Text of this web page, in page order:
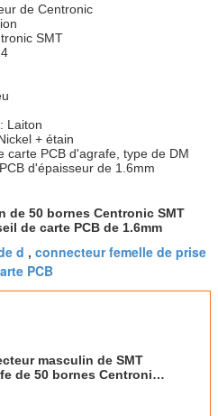
de Centronic
SMT
Laiton
+ étain
carte PCB d'agrafe, type de DM
d'épaisseur de 1.6mm
de 50 bornes Centronic SMT
de carte PCB de 1.6mm
d , connecteur femelle de prise
PCB
masculin de SMT
de 50 bornes Centronic